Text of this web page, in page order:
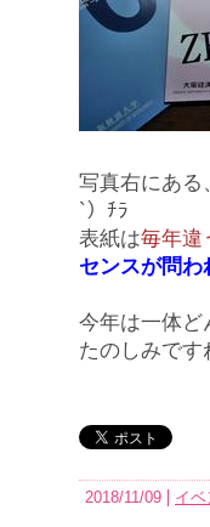
写真右にあ
`）ﾁﾗ
表紙は毎年違
センスが問わ
今年は一体ど
たのしみです
2018/11/09 イ